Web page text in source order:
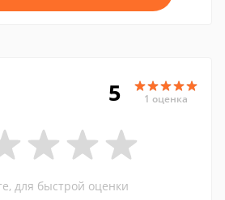
5 1 оценка
для быстрой оценки